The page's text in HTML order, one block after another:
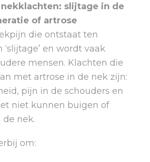
slijtage in de
of artrose
die ontstaat ten
‘slijtage’ en wordt vaak
mensen. Klachten die
met artrose in de nek zijn:
pijn in de schouders en
niet kunnen buigen of
de nek.
om: